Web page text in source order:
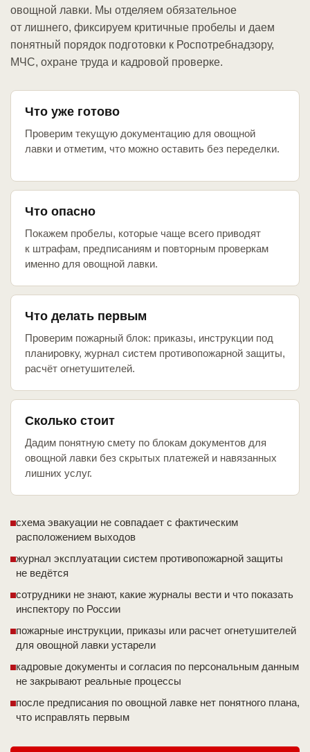
овощной лавки. Мы отделяем обязательное
от лишнего, фиксируем критичные пробелы и даем
понятный порядок подготовки к Роспотребнадзору,
МЧС, охране труда и кадровой проверке.
Что уже готово
Проверим текущую документацию для овощной
лавки и отметим, что можно оставить без переделки.
Что опасно
Покажем пробелы, которые чаще всего приводят
к штрафам, предписаниям и повторным проверкам
именно для овощной лавки.
Что делать первым
Проверим пожарный блок: приказы, инструкции под
планировку, журнал систем противопожарной защиты,
расчёт огнетушителей.
Сколько стоит
Дадим понятную смету по блокам документов для
овощной лавки без скрытых платежей и навязанных
лишних услуг.
схема эвакуации не совпадает с фактическим
расположением выходов
журнал эксплуатации систем противопожарной защиты
не ведётся
сотрудники не знают, какие журналы вести и что показать
инспектору по России
пожарные инструкции, приказы или расчет огнетушителей
для овощной лавки устарели
кадровые документы и согласия по персональным данным
не закрывают реальные процессы
после предписания по овощной лавке нет понятного плана,
что исправлять первым